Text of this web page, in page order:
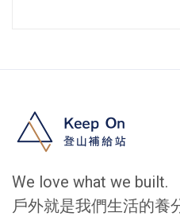
We love what we built.
戶外就是我們生活的養